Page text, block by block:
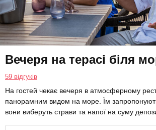
Вечеря на терасі біля
59 відгуків
На гостей чекає вечеря в атмосферному
панорамним видом на море. Їм
вони виберуть страви та напої на суму